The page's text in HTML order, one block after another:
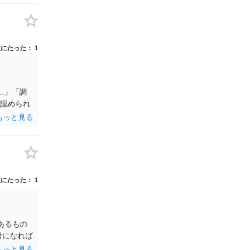
たった 1
」「調
められ
計業務
するこ
たった 1
るもの
になれば